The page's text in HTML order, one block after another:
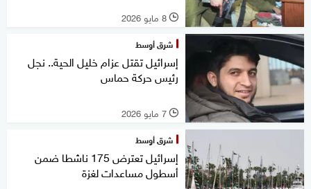
l 8 مايو 2026
شرق أوسط
إسرائيل تقتل عزام خليل الحية.. نجل
رئيس حركة حماس
l 7 مايو 2026
شرق أوسط
إسرائيل تعترض 175 ناشطا ضمن
أسطول مساعدات لغزة